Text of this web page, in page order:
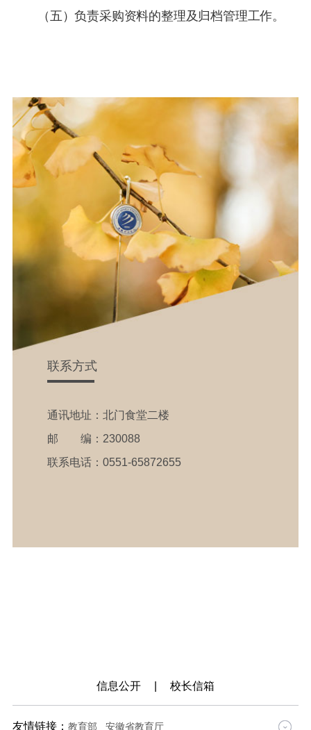
（五）负责采购资料的整理及归档管理工作。
联系方式
通讯地址：北门食堂二楼
邮 编：230088
联系电话：0551-65872655
信息公开 校长信箱
友情链接： 教育部 安徽省教育厅